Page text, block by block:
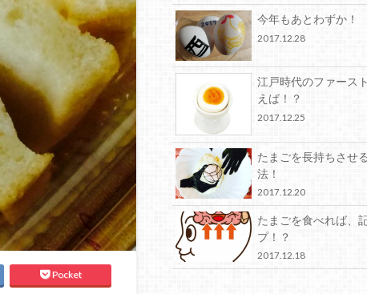
Pocket
今年もあとわずか！
2017.12.28
江戸時代のファース
えば！？
2017.12.25
たまごを長持ちさせ
法！
2017.12.20
たまごを食べれば、
プ！？
2017.12.18